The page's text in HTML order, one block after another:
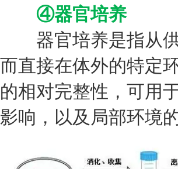
④器官培养
器官培养是指从供
而直接在体外的特定
的相对完整性，可用
影响，以及局部环境